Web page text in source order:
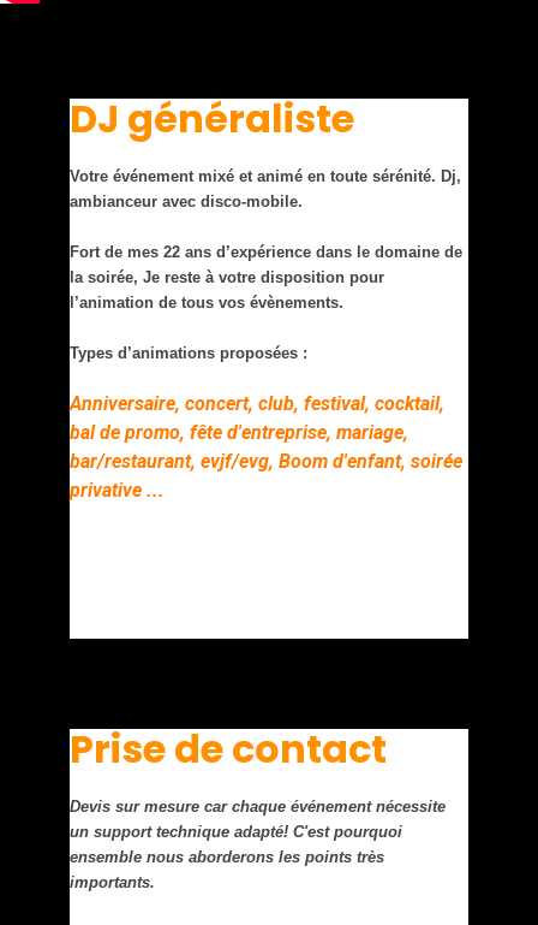
DJ généraliste
Votre événement mixé et animé en toute sérénité. Dj,
ambianceur avec disco-mobile.
Fort de mes 22 ans d’expérience dans le domaine de
la soirée, Je reste à votre disposition pour
l’animation de tous vos évènements.
Types d’animations proposées :
Anniversaire, concert, club, festival, cocktail,
bal de promo, fête d'entreprise, mariage,
bar/restaurant, evjf/evg, Boom d'enfant, soirée
privative ...
Prise de contact
Devis sur mesure car chaque événement nécessite
un support technique adapté! C'est pourquoi
ensemble nous aborderons les points très
importants.